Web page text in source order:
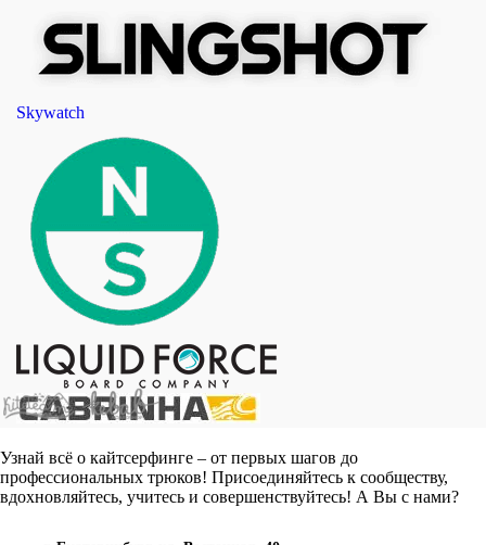
Skywatch
Узнай всё о кайтсерфинге – от первых шагов до
профессиональных трюков! Присоединяйтесь к сообществу,
вдохновляйтесь, учитесь и совершенствуйтесь! А Вы с нами?